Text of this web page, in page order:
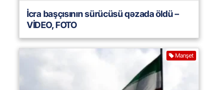
İcra başçısının sürücüsü qəzada öldü –
VİDEO, FOTO
Manşet